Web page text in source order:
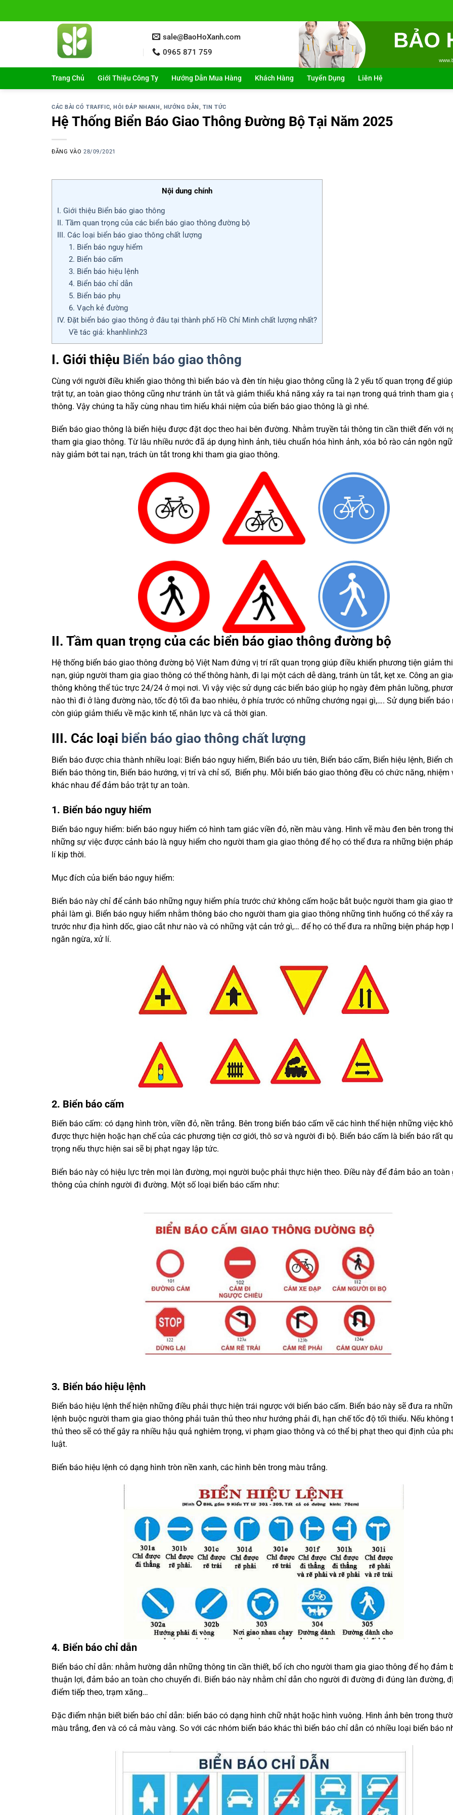
sale@BaoHoXanh.com
0965 871 759
Trang Chủ Giới Thiệu Công Ty Hướng Dẫn Mua Hàng Khách Hàng Tuyển Dụng Liên Hệ
CÁC BÀI CÓ TRAFFIC,HỎI ĐÁP NHANH, HƯỚNG DẪN, TIN TỨC
Hệ Thống Biển Báo Giao Thông Đường Bộ Tại Năm 2025
ĐĂNG VÀO28/09/2021
Nội dung chính
I. Giới thiệu Biển báo giao thông
II. Tầm quan trọng của các biển báo giao thông đường bộ
III. Các loại biển báo giao thông chất lượng
1. Biển báo nguy hiểm
2. Biển báo cấm
3. Biển báo hiệu lệnh
4. Biển báo chỉ dẫn
5. Biển báo phụ
6. Vạch kẻ đường
IV. Đặt biển báo giao thông ở đâu tại thành phố Hồ Chí Minh chất lượng nhất?
Về tác giả: khanhlinh23
I. Giới thiệu Biển báo giao thông
Cùng với người điều khiển giao thông thì biển báo và đèn tín hiệu giao thông cũng là 2 yếu tố quan trọng để
trật tự, an toàn giao thông cũng như tránh ùn tắt và giảm thiểu khả năng xảy ra tai nạn trong quá trình tham gia
thông. Vậy chúng ta hãy cùng nhau tìm hiểu khái niệm của biển báo giao thông là gì nhé.
Biển báo giao thông là biển hiệu được đặt dọc theo hai bên đường. Nhằm truyền tải thông tin cần thiết đến với
tham gia giao thông. Từ lâu nhiều nước đã áp dụng hình ảnh, tiêu chuẩn hóa hình ảnh, xóa bỏ rào cản ngôn
này giảm bớt tai nạn, trách ùn tắt trong khi tham gia giao thông.
II. Tầm quan trọng của các biển báo giao thông đường bộ
Hệ thống biển báo giao thông đường bộ Việt Nam đứng vị trí rất quan trọng giúp điều khiển phương tiện giảm
nạn, giúp người tham gia giao thông có thể thông hành, đi lại một cách dễ dàng, tránh ùn tắt, kẹt xe. Công an
thông không thể túc trực 24/24 ở mọi nơi. Vì vậy việc sử dụng các biển báo giúp họ ngày đêm phân luồng,
nào thì đi ở làng đường nào, tốc độ tối đa bao nhiêu, ở phía trước có những chướng ngại gì,…. Sử dụng biển báo
còn giúp giảm thiểu về mặc kinh tế, nhân lực và cả thời gian.
III. Các loại biển báo giao thông chất lượng
Biển báo được chia thành nhiều loại: Biển báo nguy hiểm, Biển báo ưu tiên, Biển báo cấm, Biển hiệu lệnh, Biển
Biển báo thông tin, Biển báo hướng, vị trí và chỉ số, Biển phụ. Mỗi biển báo giao thông đều có chức năng, nhiệm
khác nhau để đảm bảo trật tự an toàn.
1. Biển báo nguy hiểm
Biển báo nguy hiểm: biển báo nguy hiểm có hình tam giác viền đỏ, nền màu vàng. Hình vẽ màu đen bên trong
những sự việc được cảnh báo là nguy hiểm cho người tham gia giao thông để họ có thể đưa ra những biện
lí kịp thời.
Mục đích của biển báo nguy hiểm:
Biển báo này chỉ để cảnh báo những nguy hiểm phía trước chứ không cấm hoặc bắt buộc người tham gia giao
phải làm gì. Biển báo nguy hiểm nhằm thông báo cho người tham gia giao thông những tình huống có thể xảy
trước như địa hình dốc, giao cắt như nào và có những vật cản trở gì,… để họ có thể đưa ra những biện pháp hợp
ngăn ngừa, xử lí.
2. Biển báo cấm
Biến báo cấm: có dạng hình tròn, viền đỏ, nền trắng. Bên trong biển báo cấm vẽ các hình thể hiện những việc
được thực hiện hoặc hạn chế của các phương tiện cơ giới, thô sơ và người đi bộ. Biển báo cấm là biển báo rất
trọng nếu thực hiện sai sẽ bị phạt ngay lập tức.
Biển báo này có hiệu lực trên mọi làn đường, mọi người buộc phải thực hiện theo. Điều này để đảm bảo an toàn
thông của chính người đi đường. Một số loại biển báo cấm như:
3. Biển báo hiệu lệnh
Biển báo hiệu lệnh thể hiện những điều phải thực hiện trái ngược với biển báo cấm. Biển báo này sẽ đưa ra
lệnh buộc người tham gia giao thông phải tuân thủ theo như hướng phải đi, hạn chế tốc độ tối thiểu. Nếu không
thủ theo sẽ có thể gây ra nhiều hậu quả nghiêm trọng, vi phạm giao thông và có thể bị phạt theo qui định của
luật.
Biển báo hiệu lệnh có dạng hình tròn nền xanh, các hình bên trong màu trắng.
4. Biển báo chỉ dẫn
Biển báo chỉ dẫn: nhằm hường dẫn những thông tin cần thiết, bổ ích cho người tham gia giao thông để họ đảm
thuận lợi, đảm bảo an toàn cho chuyển đi. Biển báo này nhằm chỉ dẫn cho người đi đường đi đúng làn đường,
điểm tiếp theo, trạm xăng…
Đặc điểm nhận biết biển báo chỉ dẫn: biển báo có dạng hình chữ nhật hoặc hình vuông. Hình ảnh bên trong
màu trắng, đen và có cả màu vàng. So với các nhóm biển báo khác thì biển báo chỉ dẫn có nhiều loại biển báo